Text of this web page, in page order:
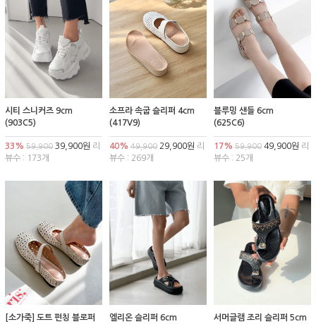
시티 스니커즈 9cm
(903C5)
33% 59,900 39,900원 리
뷰수 : 173개
소프라 속굽 슬리퍼 4cm
(417V9)
40% 49,90029,900원 리
뷰수 : 269개
블루밍 샌들 6cm
(625C6)
17% 59,90049,900원 리
뷰수 : 25개
[소가죽] 도트 펀칭 블로퍼
엘리온 슬리퍼 6cm
서머글램 조리 슬리퍼 5cm